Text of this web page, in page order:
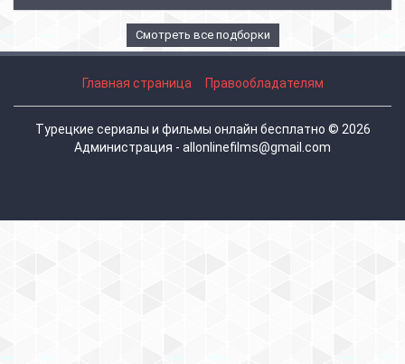
Смотреть все подборки
Главная страница Правообладателям
Турецкие сериалы и фильмы онлайн бесплатно © 2026
Администрация - allonlinefilms@gmail.com